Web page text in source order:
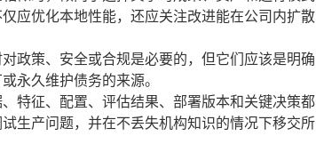
应优化本地性能，还应关注改进能在公司内扩散
政策、安全或合规是必要的，但它们应该是明确
永久维护债务的来源。
特征、配置、评估结果、部署版本和关键决策都
生产问题，并在不丢失机构知识的情况下移交所